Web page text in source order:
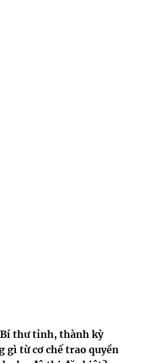
Bí thư tỉnh, thành kỳ
gì từ cơ chế trao quyền